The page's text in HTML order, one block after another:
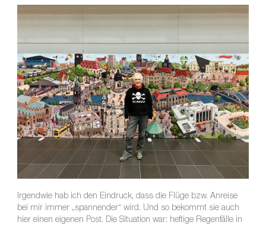
Irgendwie hab ich den Eindruck, dass die Flüge bzw. Anreise
bei mir immer „spannender“ wird. Und so bekommt sie auch
hier einen eigenen Post. Die Situation war: heftige Regenfälle in